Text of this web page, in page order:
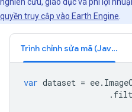
quyền truy cập vào Earth Engine
Trình chỉnh sửa mã (JavaScript)
var dataset = ee.
.